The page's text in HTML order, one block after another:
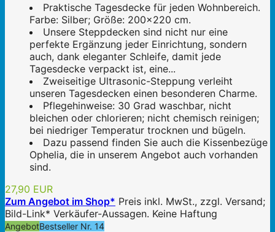
Praktische Tagesdecke für jeden Wohnbereich.
Farbe: Silber; Größe: 200x220 cm.
Unsere Steppdecken sind nicht nur eine
perfekte Ergänzung jeder Einrichtung, sondern
auch, dank eleganter Schleife, damit jede
Tagesdecke verpackt ist, eine...
Zweiseitige Ultrasonic-Steppung verleiht
unseren Tagesdecken einen besonderen Charme.
Pflegehinweise: 30 Grad waschbar, nicht
bleichen oder chlorieren; nicht chemisch reinigen;
bei niedriger Temperatur trocknen und bügeln.
Dazu passend finden Sie auch die Kissenbezüge
Ophelia, die in unserem Angebot auch vorhanden
sind.
27,90 EUR
Zum Angebot im Shop* Preis inkl. MwSt., zzgl. Versand;
Bild-Link* Verkäufer-Aussagen. Keine Haftung
AngebotBestseller Nr. 14